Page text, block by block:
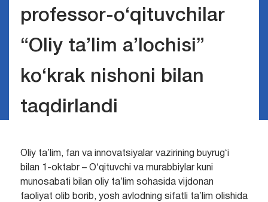
professor-o‘qituvchilar
“Oliy ta’lim a’lochisi”
ko‘krak nishoni bilan
taqdirlandi
Oliy taʼlim, fan va innovatsiyalar vazirining buyrugʻi
bilan 1-oktabr – Oʻqituvchi va murabbiylar kuni
munosabati bilan oliy taʼlim sohasida vijdonan
faoliyat olib borib, yosh avlodning sifatli taʼlim olishida